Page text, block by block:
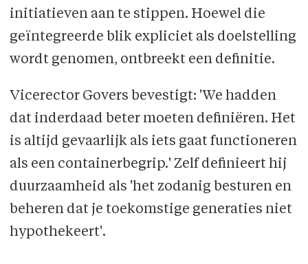
initiatieven aan te stippen. Hoewel die
geïntegreerde blik expliciet als doelstelling
wordt genomen, ontbreekt een definitie.
Vicerector Govers bevestigt: 'We hadden
dat inderdaad beter moeten definiëren. Het
is altijd gevaarlijk als iets gaat functioneren
als een containerbegrip.' Zelf definieert hij
duurzaamheid als 'het zodanig besturen en
beheren dat je toekomstige generaties niet
hypothekeert'.